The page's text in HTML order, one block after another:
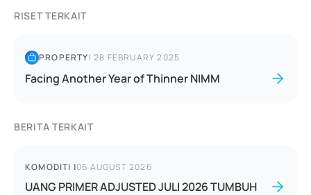
RISET TERKAIT
PROPERTY|28 FEBRUARY 2025
Facing Another Year of Thinner NIMM
BERITA TERKAIT
KOMODITI |06 AUGUST 2026
UANG PRIMER ADJUSTED JULI 2026 TUMBUH